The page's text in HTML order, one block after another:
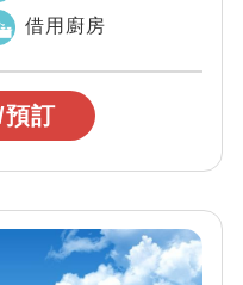
借用廚房
預訂